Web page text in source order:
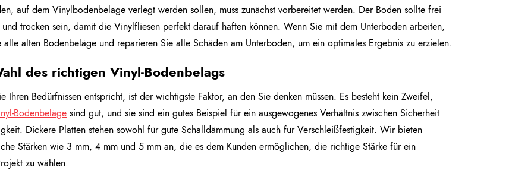
auf dem Vinylbodenbeläge verlegt werden sollen, muss zunächst vorbereitet werden. Der Boden sollte frei
und trocken sein, damit die Vinylfliesen perfekt darauf haften können. Wenn Sie mit dem Unterboden arbeiten,
alle alten Bodenbeläge und reparieren Sie alle Schäden am Unterboden, um ein optimales Ergebnis zu erzielen.
des richtigen Vinyl-Bodenbelags
Ihren Bedürfnissen entspricht, ist der wichtigste Faktor, an den Sie denken müssen. Es besteht kein Zweifel,
Bodenbeläge sind gut, und sie sind ein gutes Beispiel für ein ausgewogenes Verhältnis zwischen Sicherheit
Dickere Platten stehen sowohl für gute Schalldämmung als auch für Verschleißfestigkeit. Wir bieten
Stärken wie 3 mm, 4 mm und 5 mm an, die es dem Kunden ermöglichen, die richtige Stärke für ein
zu wählen.